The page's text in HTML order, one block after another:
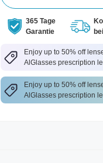
365 Tage
Garantie
Enjoy up to 50% off
AlGlasses prescription
Enjoy up to 50% off
AlGlasses prescription